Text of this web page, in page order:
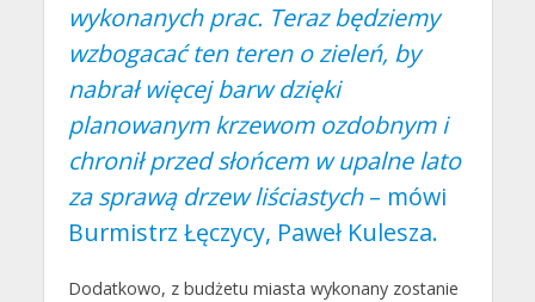
wykonanych prac. Teraz będziemy
wzbogacać ten teren o zieleń, by
nabrał więcej barw dzięki
planowanym krzewom ozdobnym i
chronił przed słońcem w upalne lato
za sprawą drzew liściastych– mówi
Burmistrz Łęczycy, Paweł Kulesza.
Dodatkowo, z budżetu miasta wykonany zostanie